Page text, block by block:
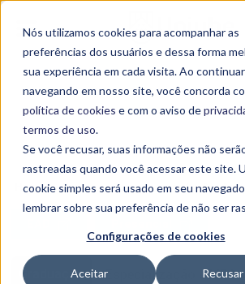
Nós utilizamos cookies para acompanhar as
preferências dos usuários e dessa forma
sua experiência em cada visita. Ao continuar
navegando em nosso site, você concorda
política de cookies e com o aviso de
termos de uso.
Se você recusar, suas informações não
rastreadas quando você acessar este site.
cookie simples será usado em seu
lembrar sobre sua preferência de não ser
Configurações de cookies
Aceitar Recusar
Home > Cursos > Semipresencial >
Graduação Especialização e MBA